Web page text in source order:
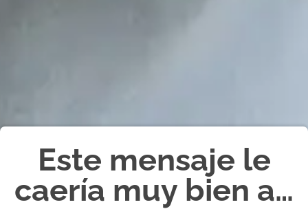
Este mensaje le
caería muy bien a…